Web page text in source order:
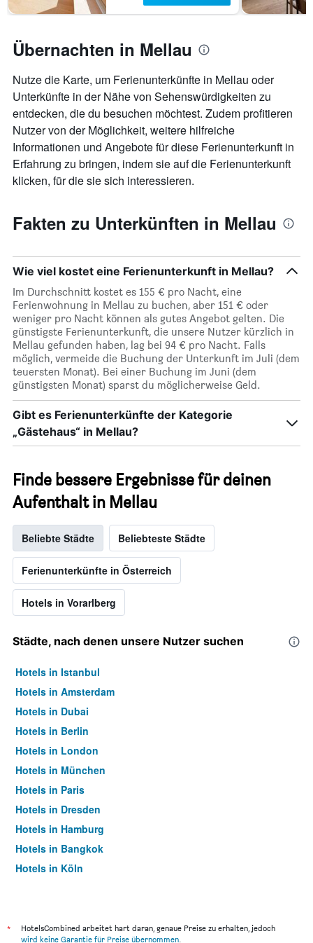
Übernachten in Mellau
Nutze die Karte, um Ferienunterkünfte in Mellau oder
Unterkünfte in der Nähe von Sehenswürdigkeiten zu
entdecken, die du besuchen möchtest. Zudem profitieren
Nutzer von der Möglichkeit, weitere hilfreiche
Informationen und Angebote für diese Ferienunterkunft in
Erfahrung zu bringen, indem sie auf die Ferienunterkunft
klicken, für die sie sich interessieren.
Fakten zu Unterkünften in Mellau
Wie viel kostet eine Ferienunterkunft in Mellau?
Im Durchschnitt kostet es 155 € pro Nacht, eine
Ferienwohnung in Mellau zu buchen, aber 151 € oder
weniger pro Nacht können als gutes Angebot gelten. Die
günstigste Ferienunterkunft, die unsere Nutzer kürzlich in
Mellau gefunden haben, lag bei 94 € pro Nacht. Falls
möglich, vermeide die Buchung der Unterkunft im Juli (dem
teuersten Monat). Bei einer Buchung im Juni (dem
günstigsten Monat) sparst du möglicherweise Geld.
Gibt es Ferienunterkünfte der Kategorie
„Gästehaus“ in Mellau?
Finde bessere Ergebnisse für deinen
Aufenthalt in Mellau
Beliebte Städte Beliebteste Städte
Ferienunterkünfte in Österreich
Hotels in Vorarlberg
Städte, nach denen unsere Nutzer suchen
Hotels in Istanbul
Hotels in Amsterdam
Hotels in Dubai
Hotels in Berlin
Hotels in London
Hotels in München
Hotels in Paris
Hotels in Dresden
Hotels in Hamburg
Hotels in Bangkok
Hotels in Köln
*
HotelsCombined arbeitet hart daran, genaue Preise zu erhalten, jedoch
wird keine Garantie für Preise übernommen.